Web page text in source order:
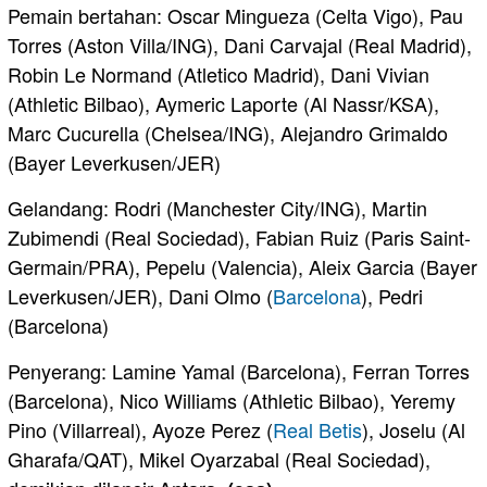
Pemain bertahan: Oscar Mingueza (Celta Vigo), Pau
Torres (Aston Villa/ING), Dani Carvajal (Real Madrid),
Robin Le Normand (Atletico Madrid), Dani Vivian
(Athletic Bilbao), Aymeric Laporte (Al Nassr/KSA),
Marc Cucurella (Chelsea/ING), Alejandro Grimaldo
(Bayer Leverkusen/JER)
Gelandang: Rodri (Manchester City/ING), Martin
Zubimendi (Real Sociedad), Fabian Ruiz (Paris Saint-
Germain/PRA), Pepelu (Valencia), Aleix Garcia (Bayer
Leverkusen/JER), Dani Olmo (Barcelona), Pedri
(Barcelona)
Penyerang: Lamine Yamal (Barcelona), Ferran Torres
(Barcelona), Nico Williams (Athletic Bilbao), Yeremy
Pino (Villarreal), Ayoze Perez (Real Betis), Joselu (Al
Gharafa/QAT), Mikel Oyarzabal (Real Sociedad),